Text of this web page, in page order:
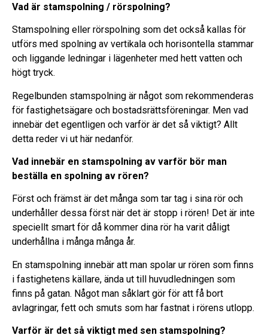
Vad är stamspolning / rörspolning?
Stamspolning eller rörspolning som det också kallas för
utförs med spolning av vertikala och horisontella stammar
och liggande ledningar i lägenheter med hett vatten och
högt tryck.
Regelbunden stamspolning är något som rekommenderas
för fastighetsägare och bostadsrättsföreningar. Men vad
innebär det egentligen och varför är det så viktigt? Allt
detta reder vi ut här nedanför.
Vad innebär en stamspolning av varför bör man
beställa en spolning av rören?
Först och främst är det många som tar tag i sina rör och
underhåller dessa först när det är stopp i rören! Det är inte
speciellt smart för då kommer dina rör ha varit dåligt
underhållna i många många år.
En stamspolning innebär att man spolar ur rören som finns
i fastighetens källare, ända ut till huvudledningen som
finns på gatan. Något man såklart gör för att få bort
avlagringar, fett och smuts som har fastnat i rörens utlopp.
Varför är det så viktigt med sen stamspolning?